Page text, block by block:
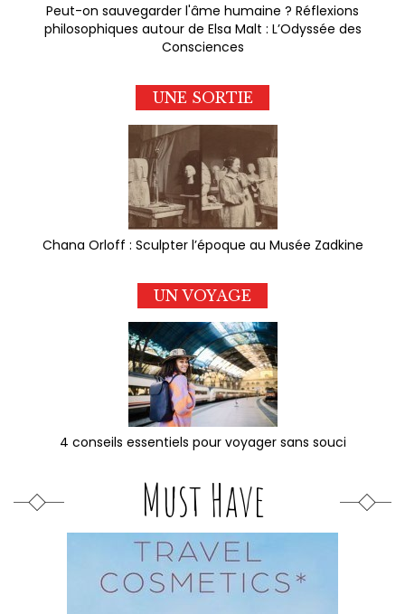
Peut-on sauvegarder l'âme humaine ? Réflexions
philosophiques autour de Elsa Malt : L’Odyssée des
Consciences
UNE SORTIE
Chana Orloff : Sculpter l’époque au Musée Zadkine
UN VOYAGE
4 conseils essentiels pour voyager sans souci
Must Have